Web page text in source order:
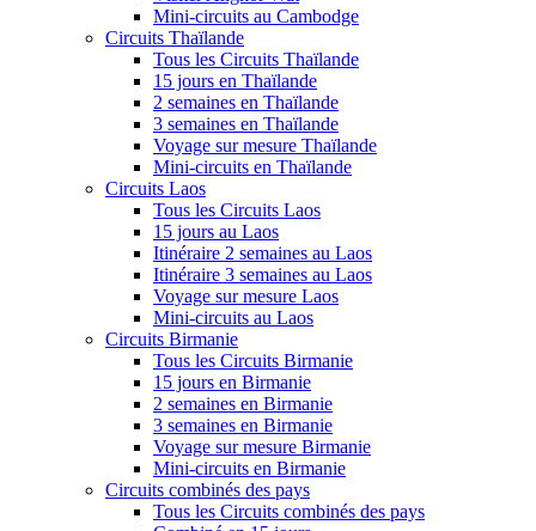
Mini-circuits au Cambodge
Circuits Thaïlande
Tous les Circuits Thaïlande
15 jours en Thaïlande
2 semaines en Thaïlande
3 semaines en Thaïlande
Voyage sur mesure Thaïlande
Mini-circuits en Thaïlande
Circuits Laos
Tous les Circuits Laos
15 jours au Laos
Itinéraire 2 semaines au Laos
Itinéraire 3 semaines au Laos
Voyage sur mesure Laos
Mini-circuits au Laos
Circuits Birmanie
Tous les Circuits Birmanie
15 jours en Birmanie
2 semaines en Birmanie
3 semaines en Birmanie
Voyage sur mesure Birmanie
Mini-circuits en Birmanie
Circuits combinés des pays
Tous les Circuits combinés des pays